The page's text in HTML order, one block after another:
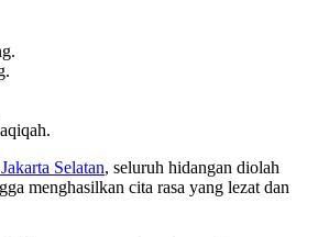
Selatan, seluruh hidangan diolah
menghasilkan cita rasa yang lezat dan